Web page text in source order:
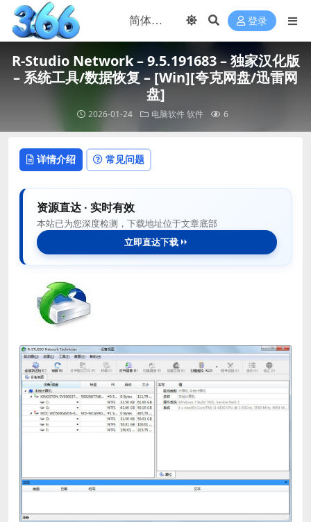
登录
R-Studio Network – 9.5.191683 – 独家汉化版
– 系统工具/数据恢复 – [Win][夸克网盘/迅雷网
盘]
2026-01-24 电脑软件软件 6
详情介绍 常见问题
资源直达 · 实时有效
本站已为您深度检测，下载地址位于文章底部
立即直达下载